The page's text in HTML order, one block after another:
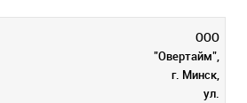
ООО
"Овертайм",
г. Минск,
ул.